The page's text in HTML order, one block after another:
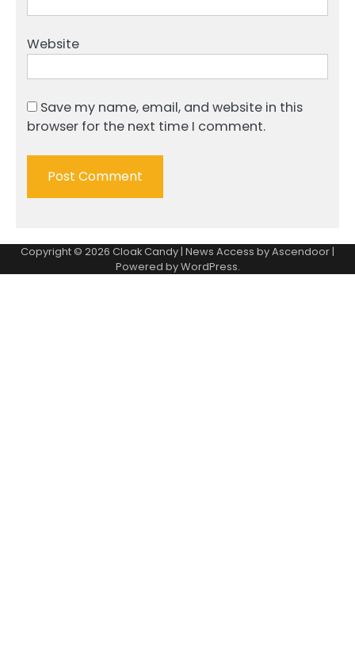
Website
Save my name, email, and website in this
browser for the next time I comment.
Copyright © 2026 Cloak Candy| News Access byAscendoor|
Powered byWordPress.